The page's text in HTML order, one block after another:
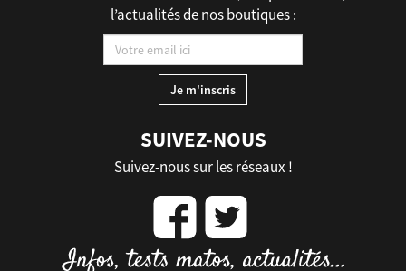
l’actualités de nos boutiques :
SUIVEZ-NOUS
Suivez-nous sur les réseaux !